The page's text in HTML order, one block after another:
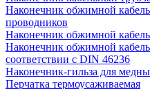
Наконечник обжимной
проводников
Наконечник обжимной
Наконечник обжимной
соответствии с DIN 46236
Наконечник-гильза для
Перчатка термоусаживаемая